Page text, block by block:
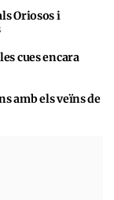
Oriosos i
cues encara
amb els veïns de